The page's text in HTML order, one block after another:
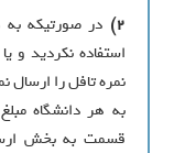
2)
استفاده نکردید و
نمره تافل را ارسال